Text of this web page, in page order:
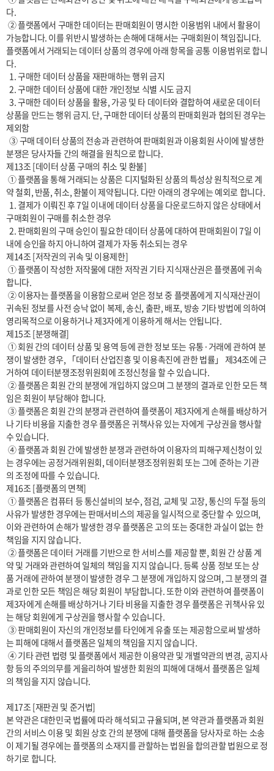
다.
가능합니다. 이를 위반시 발생하는 손해에 대해서는 구매회원이 책임집니다.
플랫폼에서 거래되는 데이터 상품의 경우에 아래 항목을 공통 이용범위로 합니
다.
  2. 구매한 데이터 상품에 대한 개인정보 식별 시도 금지
  3. 구매한 데이터 상품을 활용, 가공 및 타 데이터와 결합하여 새로운 데이터
상품을 만드는 행위 금지. 단, 구매한 데이터 상품의 판매회원과 협의된 경우는
제외함
  ③ 구매 데이터 상품의 전송과 관련하여 판매회원과 이용회원 사이에 발생한
분쟁은 당사자들 간의 해결을 원칙으로 합니다.
제13조 [데이터 상품 구매의 취소 및 환불]
약 철회, 반품, 취소, 환불이 제약됩니다. 다만 아래의 경우에는 예외로 합니다.
구매회원이 구매를 취소한 경우
  2. 판매회원의 구매 승인이 필요한 데이터 상품에 대하여 판매회원이 7일 이
내에 승인을 하지 아니하여 결제가 자동 취소되는 경우
제14조 [저작권의 귀속 및 이용제한]
합니다.
귀속된 정보를 사전 승낙 없이 복제, 송신, 출판, 배포, 방송 기타 방법에 의하여
영리목적으로 이용하거나 제3자에게 이용하게 해서는 안됩니다.
제15조 [분쟁해결]
쟁이 발생한 경우, 「데이터 산업진흥 및 이용촉진에 관한 법률」 제34조에 근
거하여 데이터분쟁조정위원회에 조정신청을 할 수 있습니다.
임은 회원이 부담해야 합니다.
나 기타 비용을 지출한 경우 플랫폼은 귀책사유 있는 자에게 구상권을 행사할
수 있습니다.
는 경우에는 공정거래위원회, 데이터분쟁조정위원회 또는 그에 준하는 기관
의 조정에 따를 수 있습니다.
제16조 [플랫폼의 면책]
사유가 발생한 경우에는 판매서비스의 제공을 일시적으로 중단할 수 있으며,
이와 관련하여 손해가 발생한 경우 플랫폼은 고의 또는 중대한 과실이 없는 한
책임을 지지 않습니다.
약 및 거래와 관련하여 일체의 책임을 지지 않습니다. 등록 상품 정보 또는 상
품 거래에 관하여 분쟁이 발생한 경우 그 분쟁에 개입하지 않으며, 그 분쟁의 결
과로 인한 모든 책임은 해당 회원이 부담합니다. 또한 이와 관련하여 플랫폼이
제3자에게 손해를 배상하거나 기타 비용을 지출한 경우 플랫폼은 귀책사유 있
는 해당 회원에게 구상권을 행사할 수 있습니다.
는 피해에 대해서 플랫폼은 일체의 책임을 지지 않습니다.
항 등의 주의의무를 게을리하여 발생한 회원의 피해에 대해서 플랫폼은 일체
의 책임을 지지 않습니다.
제17조 [재판권 및 준거법]
본 약관은 대한민국 법률에 따라 해석되고 규율되며, 본 약관과 플랫폼과 회원
간의 서비스 이용 및 회원 상호 간의 분쟁에 대해 플랫폼을 당사자로 하는 소송
이 제기될 경우에는 플랫폼의 소재지를 관할하는 법원을 합의관할 법원으로 정
하기로 합니다.